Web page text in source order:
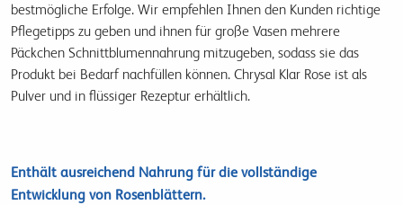
bestmögliche Erfolge. Wir empfehlen Ihnen den Kunden richtige
Pflegetipps zu geben und ihnen für große Vasen mehrere
Päckchen Schnittblumennahrung mitzugeben, sodass sie das
Produkt bei Bedarf nachfüllen können. Chrysal Klar Rose ist als
Pulver und in flüssiger Rezeptur erhältlich.
Enthält ausreichend Nahrung für die vollständige
Entwicklung von Rosenblättern.